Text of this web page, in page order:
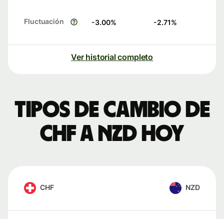
Fluctuación -3.00% -2.71%
Ver historial completo
Tipos de cambio de
CHF a NZD hoy
CHF NZD